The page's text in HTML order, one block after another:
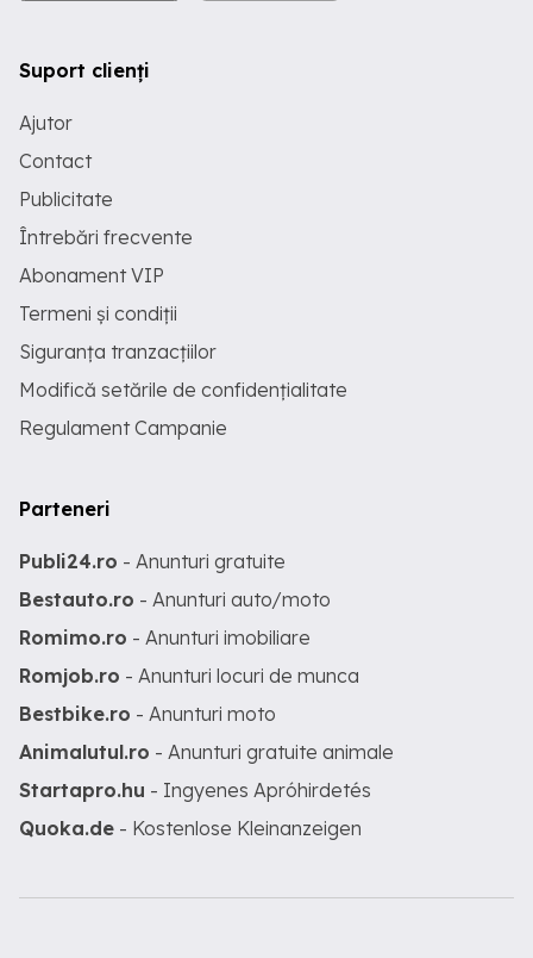
Suport clienți
Ajutor
Contact
Publicitate
Întrebări frecvente
Abonament VIP
Termeni și condiții
Siguranța tranzacțiilor
Modifică setările de confidențialitate
Regulament Campanie
Parteneri
Publi24.ro - Anunturi gratuite
Bestauto.ro - Anunturi auto/moto
Romimo.ro - Anunturi imobiliare
Romjob.ro - Anunturi locuri de munca
Bestbike.ro - Anunturi moto
Animalutul.ro - Anunturi gratuite animale
Startapro.hu - Ingyenes Apróhirdetés
Quoka.de - Kostenlose Kleinanzeigen